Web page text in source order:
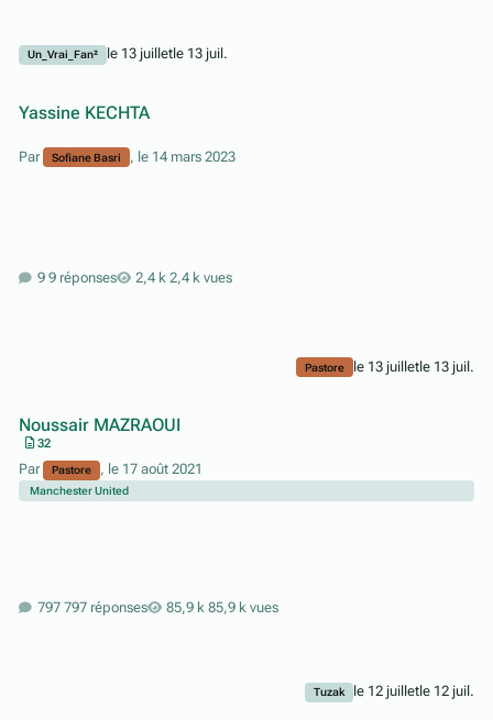
Un_Vrai_Fan² le 13 juilletle 13 juil.
Yassine KECHTA
Par Sofiane Basri , le 14 mars 2023
9 réponses 2,4 k vues
Pastore le 13 juilletle 13 juil.
Noussair MAZRAOUI
32
Par Pastore , le 17 août 2021
Manchester United
797 réponses 85,9 k vues
Tuzak le 12 juilletle 12 juil.